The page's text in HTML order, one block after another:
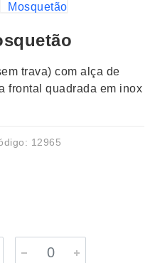
trava) com alça de
frontal quadrada em inox
12965